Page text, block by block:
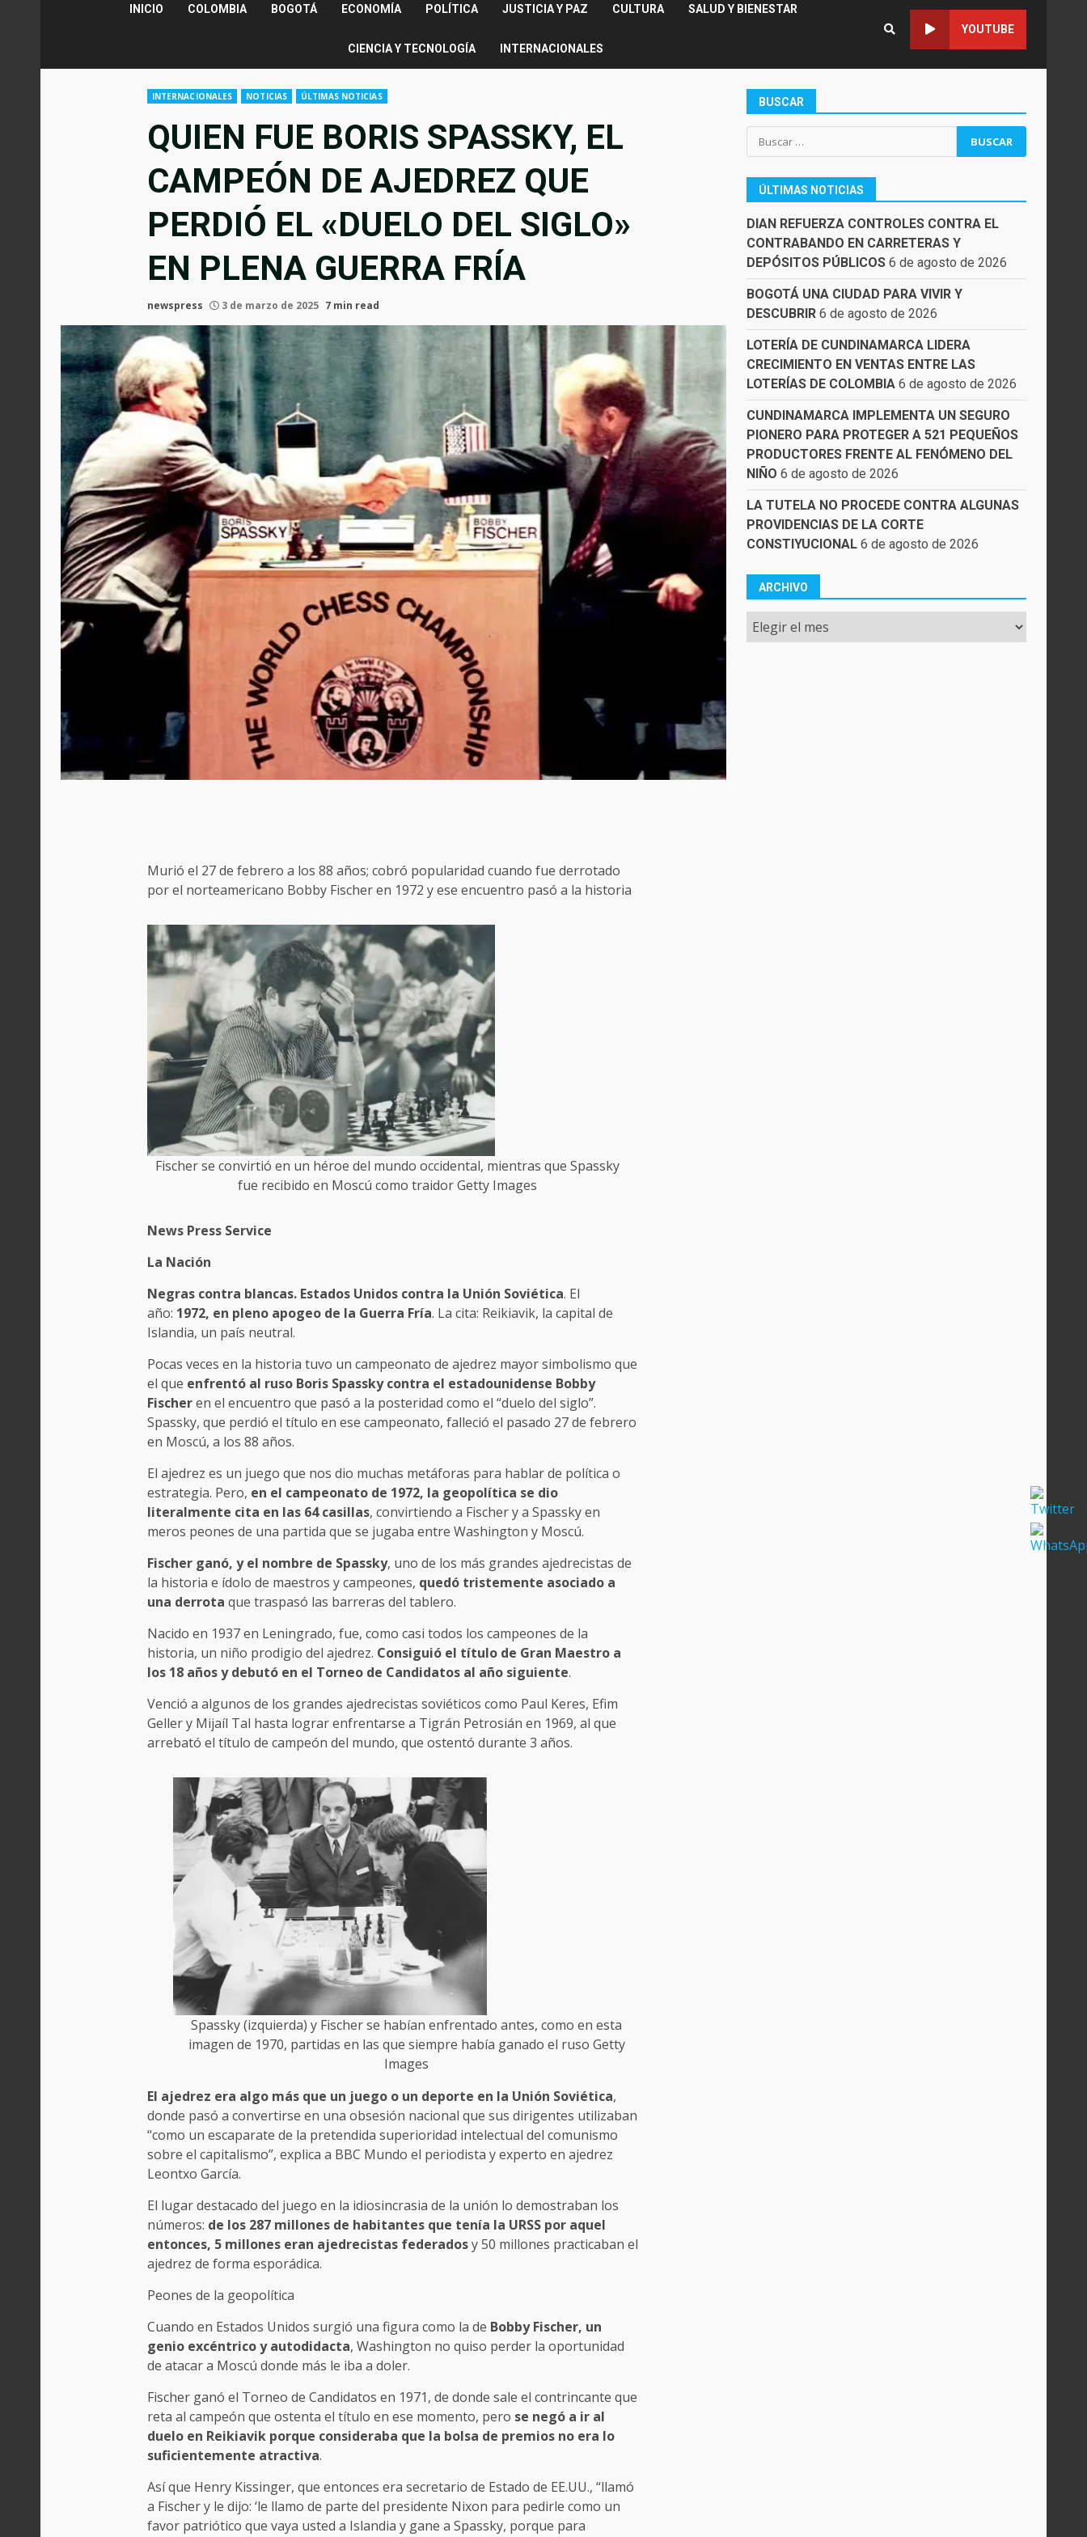
INICIO COLOMBIA BOGOTÁ ECONOMÍA POLÍTICA JUSTICIA Y PAZ CULTURA SALUD Y BIENESTAR
CIENCIA Y TECNOLOGÍA INTERNACIONALES
YOUTUBE
INTERNACIONALES NOTICIAS ÚLTIMAS NOTICIAS
QUIEN FUE BORIS SPASSKY, EL
CAMPEÓN DE AJEDREZ QUE
PERDIÓ EL «DUELO DEL SIGLO»
EN PLENA GUERRA FRÍA
newspress 3 de marzo de 2025 7 min read
Murió el 27 de febrero a los 88 años; cobró popularidad cuando fue derrotado
por el norteamericano Bobby Fischer en 1972 y ese encuentro pasó a la historia
Fischer se convirtió en un héroe del mundo occidental, mientras que Spassky
fue recibido en Moscú como traidor Getty Images
News Press Service
La Nación
Negras contra blancas. Estados Unidos contra la Unión Soviética. El
año: 1972, en pleno apogeo de la Guerra Fría. La cita: Reikiavik, la capital de
Islandia, un país neutral.
Pocas veces en la historia tuvo un campeonato de ajedrez mayor simbolismo que
el que enfrentó al ruso Boris Spassky contra el estadounidense Bobby
Fischeren el encuentro que pasó a la posteridad como el “duelo del siglo”.
Spassky, que perdió el título en ese campeonato, falleció el pasado 27 de febrero
en Moscú, a los 88 años.
El ajedrez es un juego que nos dio muchas metáforas para hablar de política o
estrategia. Pero, en el campeonato de 1972, la geopolítica se dio
literalmente cita en las 64 casillas, convirtiendo a Fischer y a Spassky en
meros peones de una partida que se jugaba entre Washington y Moscú.
Fischer ganó, y el nombre de Spassky, uno de los más grandes ajedrecistas de
la historia e ídolo de maestros y campeones, quedó tristemente asociado a
una derrota que traspasó las barreras del tablero.
Nacido en 1937 en Leningrado, fue, como casi todos los campeones de la
historia, un niño prodigio del ajedrez. Consiguió el título de Gran Maestro a
los 18 años y debutó en el Torneo de Candidatos al año siguiente.
Venció a algunos de los grandes ajedrecistas soviéticos como Paul Keres, Efim
Geller y Mijaíl Tal hasta lograr enfrentarse a Tigrán Petrosián en 1969, al que
arrebató el título de campeón del mundo, que ostentó durante 3 años.
Spassky (izquierda) y Fischer se habían enfrentado antes, como en esta
imagen de 1970, partidas en las que siempre había ganado el ruso Getty
Images
El ajedrez era algo más que un juego o un deporte en la Unión Soviética,
donde pasó a convertirse en una obsesión nacional que sus dirigentes utilizaban
“como un escaparate de la pretendida superioridad intelectual del comunismo
sobre el capitalismo”, explica a BBC Mundo el periodista y experto en ajedrez
Leontxo García.
El lugar destacado del juego en la idiosincrasia de la unión lo demostraban los
números: de los 287 millones de habitantes que tenía la URSS por aquel
entonces, 5 millones eran ajedrecistas federadosy 50 millones practicaban el
ajedrez de forma esporádica.
Peones de la geopolítica
Cuando en Estados Unidos surgió una figura como la de Bobby Fischer, un
genio excéntrico y autodidacta, Washington no quiso perder la oportunidad
de atacar a Moscú donde más le iba a doler.
Fischer ganó el Torneo de Candidatos en 1971, de donde sale el contrincante que
reta al campeón que ostenta el título en ese momento, pero se negó a ir al
duelo en Reikiavik porque consideraba que la bolsa de premios no era lo
suficientemente atractiva.
Así que Henry Kissinger, que entonces era secretario de Estado de EE.UU., “llamó
a Fischer y le dijo: ‘le llamo de parte del presidente Nixon para pedirle como un
favor patriótico que vaya usted a Islandia y gane a Spassky, porque para
BUSCAR
Buscar:
ÚLTIMAS NOTICIAS
DIAN REFUERZA CONTROLES CONTRA EL
CONTRABANDO EN CARRETERAS Y
DEPÓSITOS PÚBLICOS 6 de agosto de 2026
BOGOTÁ UNA CIUDAD PARA VIVIR Y
DESCUBRIR 6 de agosto de 2026
LOTERÍA DE CUNDINAMARCA LIDERA
CRECIMIENTO EN VENTAS ENTRE LAS
LOTERÍAS DE COLOMBIA 6 de agosto de 2026
CUNDINAMARCA IMPLEMENTA UN SEGURO
PIONERO PARA PROTEGER A 521 PEQUEÑOS
PRODUCTORES FRENTE AL FENÓMENO DEL
NIÑO 6 de agosto de 2026
LA TUTELA NO PROCEDE CONTRA ALGUNAS
PROVIDENCIAS DE LA CORTE
CONSTIYUCIONAL 6 de agosto de 2026
ARCHIVO
Archivo